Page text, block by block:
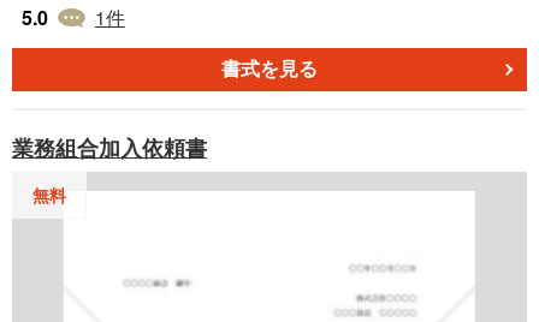
す。督促状をお探しなら、「書式テンプレートのbizocean
5.0 1件
書式を見る
業務組合加入依頼書
無料